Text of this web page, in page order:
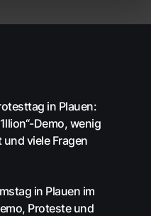
in Plauen:
Demo, wenig
viele Fragen
in Plauen im
Proteste und